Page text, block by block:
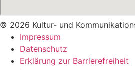
© 2026 Kultur- und
Impressum
Datenschutz
Erklärung zur Barrierefreiheit